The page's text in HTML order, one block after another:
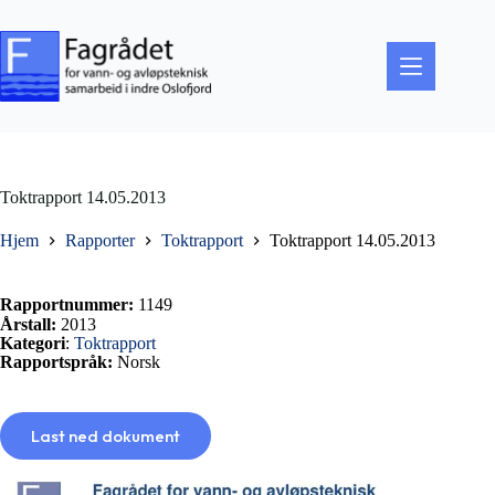
til
innholdet
Toktrapport 14.05.2013
Hjem Rapporter Toktrapport Toktrapport 14.05.2013
Rapportnummer: 1149
Årstall: 2013
Kategori: Toktrapport
Rapportspråk: Norsk
Last ned dokument